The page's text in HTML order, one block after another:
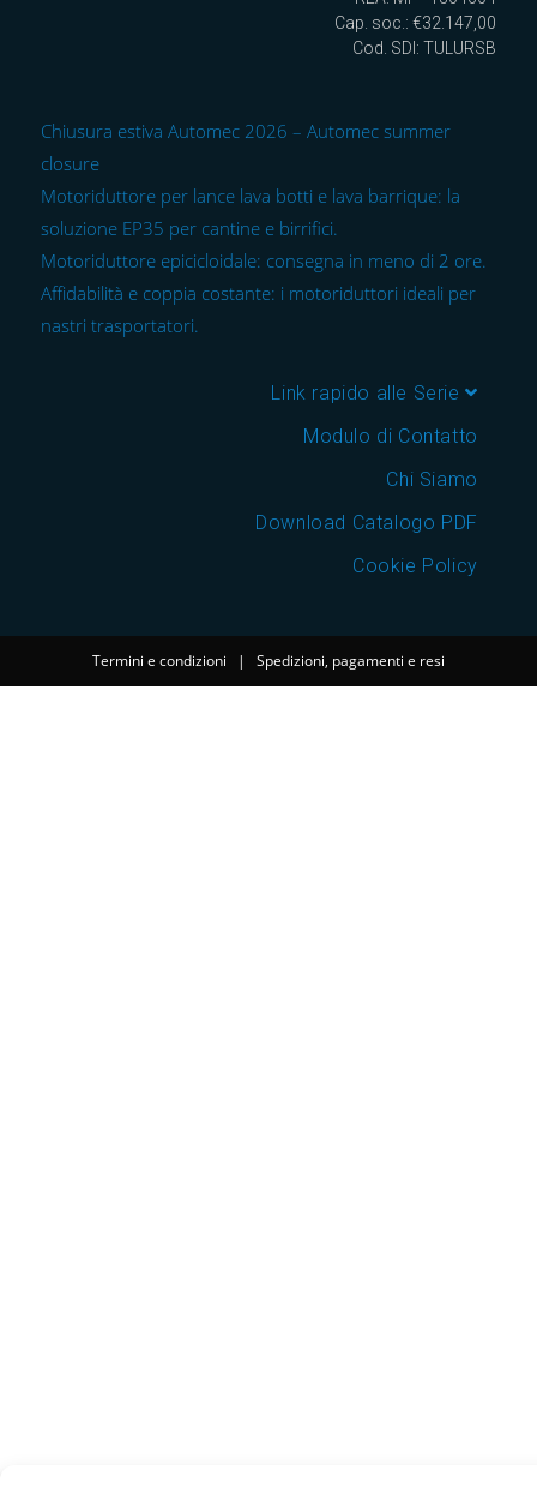
Cap. soc.: €32.147,00
Cod. SDI: TULURSB
Chiusura estiva Automec 2026 – Automec summer
closure
Motoriduttore per lance lava botti e lava barrique: la
soluzione EP35 per cantine e birrifici.
Motoriduttore epicicloidale: consegna in meno di 2 ore.
Affidabilità e coppia costante: i motoriduttori ideali per
nastri trasportatori.
Link rapido alle Serie
Modulo di Contatto
Chi Siamo
Download Catalogo PDF
Cookie Policy
Termini e condizioni | Spedizioni, pagamenti e resi